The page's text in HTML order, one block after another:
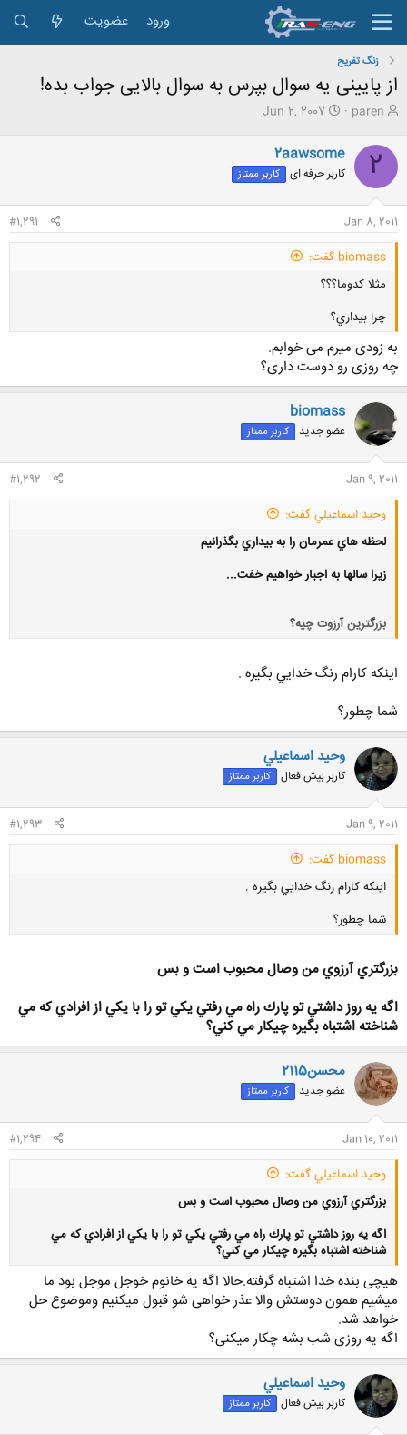
ورود عضویت
زنگ تفريح
از پایینی یه سوال بپرس به سوال بالایی جواب بده!
ش
و
ع
ن
ن
د
م
ض
ع
paren
ت
ی
خ
ر
Jun 2, 2007
2
2aawsome
کاربر حرفه ای کاربر ممتاز
Jan 8, 2011
#1,291
biomass گفت:
مثلا كدوما؟؟؟
چرا بيداري؟
به زودی میرم می خوابم.
چه روزی رو دوست داری؟
biomass
عضو جدید کاربر ممتاز
Jan 9, 2011
#1,292
وحيد اسماعيلي گفت:
لحظه هاي عمرمان را به بيداري بگذرانيم
زيرا سالها به اجبار خواهيم خفت...
بزرگترين آرزوت چيه؟
اينكه كارام رنگ خدايي بگيره .
شما چطور؟
وحيد اسماعيلي
کاربر بیش فعال کاربر ممتاز
Jan 9, 2011
#1,293
biomass گفت:
اينكه كارام رنگ خدايي بگيره .
شما چطور؟
کلیک کنید تا باز شود...
بزرگتري آرزوي من وصال محبوب است و بس
اگه يه روز داشتي تو پارك راه مي رفتي يكي تو را با يكي از افرادي كه مي
شناخته اشتباه بگيره چيكار مي كني؟
محسن2115
عضو جدید کاربر ممتاز
Jan 10, 2011
#1,294
وحيد اسماعيلي گفت:
بزرگتري آرزوي من وصال محبوب است و بس
اگه يه روز داشتي تو پارك راه مي رفتي يكي تو را با يكي از افرادي كه مي
شناخته اشتباه بگيره چيكار مي كني؟
هیچی بنده خدا اشتباه گرفته.حالا اگه یه خانوم خوجل موجل بود ما
میشیم همون دوستش والا عذر خواهی شو قبول میکنیم وموضوع حل
خواهد شد.
اگه یه روزی شب بشه چکار میکنی؟
وحيد اسماعيلي
کاربر بیش فعال کاربر ممتاز